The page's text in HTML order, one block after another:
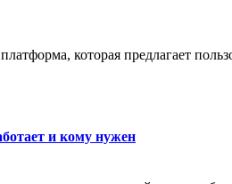
которая предлагает
и кому нужен